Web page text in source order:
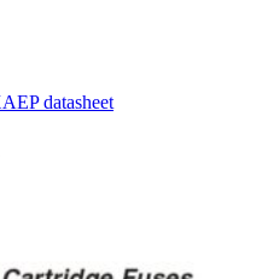
datasheet